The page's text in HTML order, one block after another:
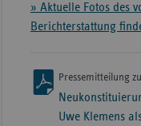
» Aktuelle Fotos des
Berichterstattung
Pressemitteilung
Uwe Klemens